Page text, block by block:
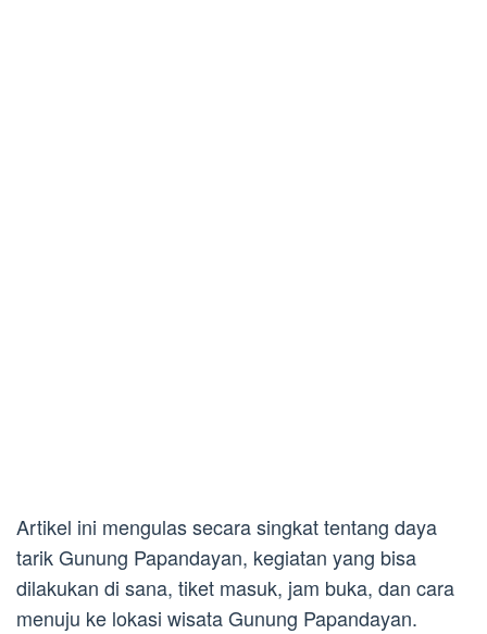
Artikel ini mengulas secara singkat tentang daya
tarik Gunung Papandayan, kegiatan yang bisa
dilakukan di sana, tiket masuk, jam buka, dan cara
menuju ke lokasi wisata Gunung Papandayan.